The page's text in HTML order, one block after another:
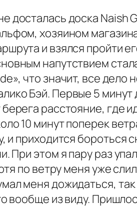
досталась доска Naish
хозяином
и взялся пройти
напутствием
что значит, все дело
Бэй. Первые 5 минут
берега расстояние, где
10 минут поперек
приходится бороться
При этом я пару раз
по ветру меня уже
меня дожидаться,
вообще из виду.